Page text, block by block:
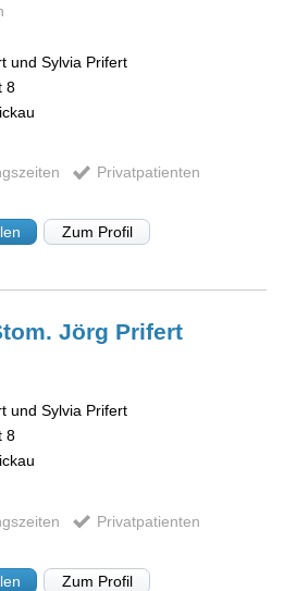
und Sylvia Prifert
8
Privatpatienten
Zum Profil
Jörg Prifert
und Sylvia Prifert
8
Privatpatienten
Zum Profil